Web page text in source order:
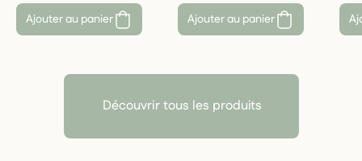
Ajouter au panier Ajouter au panier
Découvrir tous les produits